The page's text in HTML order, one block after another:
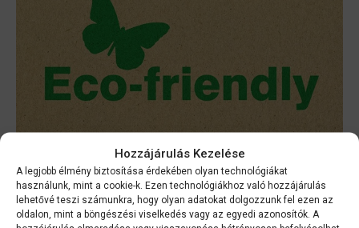
Hozzájárulás Kezelése
A legjobb élmény biztosítása érdekében olyan technológiákat
használunk, mint a cookie-k. Ezen technológiákhoz való hozzájárulás
lehetővé teszi számunkra, hogy olyan adatokat dolgozzunk fel ezen az
oldalon, mint a böngészési viselkedés vagy az egyedi azonosítók. A
Hogyan alakítsunk ki
zöld irodát?